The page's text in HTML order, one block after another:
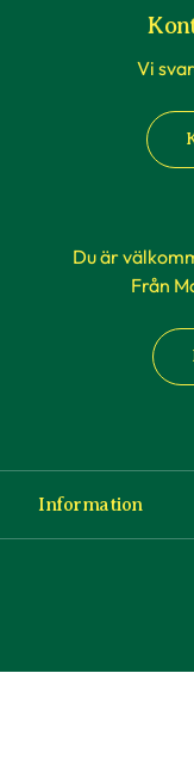
Vi
Du är
Från
Information
Köp- och